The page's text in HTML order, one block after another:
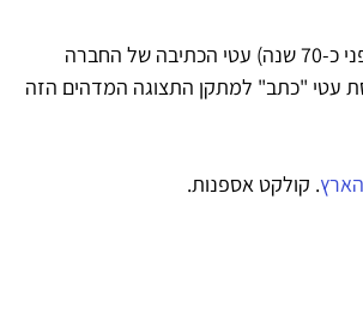
לפני כשנה הצלחתי להשיג מתקן תצוגה אשר בו היו מוצגים בחנויות (לפני כ-70 שנה) עטי הכתיבה של החברה
עטי "כתב" למתקן התצוגה המדהים הזה
. קולקט אספנות.